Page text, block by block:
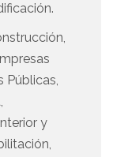
Públicas,
y